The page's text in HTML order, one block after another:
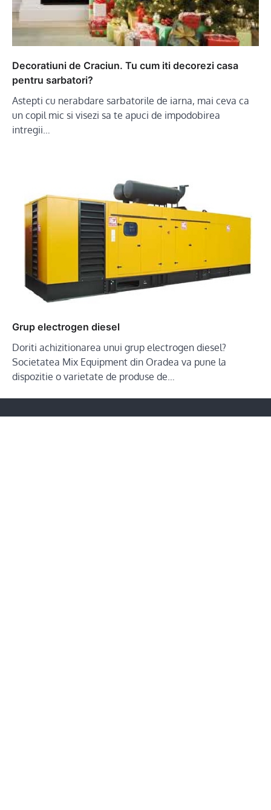
Decoratiuni de Craciun. Tu cum iti decorezi casa
pentru sarbatori?
Astepti cu nerabdare sarbatorile de iarna, mai ceva ca
un copil mic si visezi sa te apuci de impodobirea
intregii…
Grup electrogen diesel
Doriti achizitionarea unui grup electrogen diesel?
Societatea Mix Equipment din Oradea va pune la
dispozitie o varietate de produse de…